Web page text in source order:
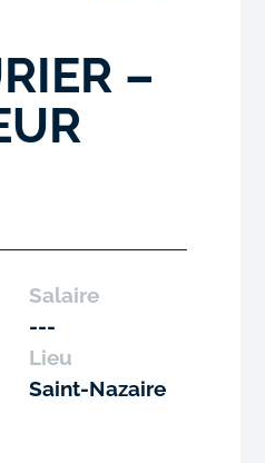
–
Salaire
---
Lieu
Saint-Nazaire